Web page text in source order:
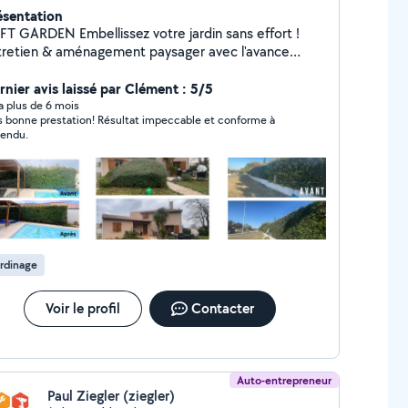
Embellissez votre jardin sans effort !
& aménagement paysager avec l'avance
la facture.
avis laissé par Clément : 5/5
plus de 6 mois
bonne prestation! Résultat impeccable et conforme à
Voir le profil Contacter
Auto-entrepreneur
Paul Ziegler (ziegler)